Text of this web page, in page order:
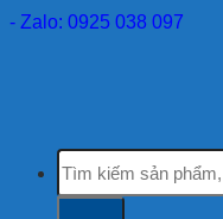
- Zalo: 0925 038 097
Tìm
kiếm: